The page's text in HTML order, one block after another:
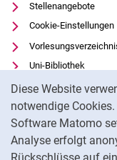
Diese Website
notwendige
Software Matomo
Analyse erfolgt
Stellenangebote
Cookie-Einstellungen
Uni-Bibliothek
Moodle
Panopto
Datenschutz
Barrierefreiheit